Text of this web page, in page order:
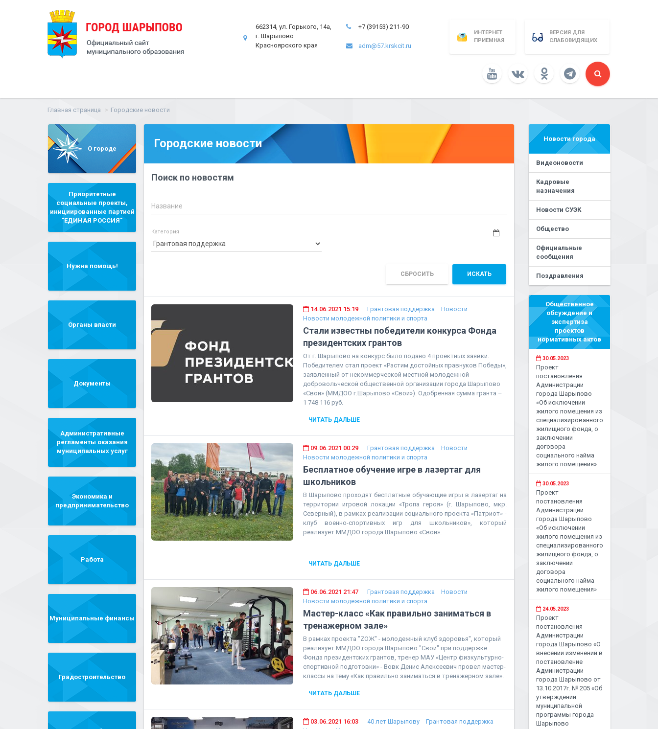
662314, ул. Горького, 14а,
г. Шарыпово
Красноярского края
+7 (39153) 211-90
adm@57.krskcit.ru
ИНТЕРНЕТ
ПРИЕМНАЯ
ВЕРСИЯ ДЛЯ
СЛАБОВИДЯЩИХ
Главная страница Городские новости
О городе
Приоритетные
социальные проекты,
инициированные партией
"ЕДИНАЯ РОССИЯ"
Нужна помощь!
Органы власти
Документы
Административные
регламенты оказания
муниципальных услуг
Экономика и
предпринимательство
Работа
Муниципальные финансы
Градостроительство
Городские новости
Поиск по новостям
Название
Категория
СБРОСИТЬ ИСКАТЬ
14.06.2021 15:19 Грантовая поддержка
Новости
Новости молодежной политики и спорта
Стали известны победители конкурса Фонда
президентских грантов
От г. Шарыпово на конкурс было подано 4 проектных заявки.
Победителем стал проект «Растим достойных правнуков Победы»,
заявленный от некоммерческой местной молодежной
добровольческой общественной организации города Шарыпово
«Свои» (ММДОО г.Шарыпово «Свои»). Одобренная сумма гранта –
1 748 116 руб.
ЧИТАТЬ ДАЛЬШЕ
09.06.2021 00:29 Грантовая поддержка
Новости
Новости молодежной политики и спорта
Бесплатное обучение игре в лазертаг для
школьников
В Шарыпово проходят бесплатные обучающие игры в лазертаг на
территории игровой локации «Тропа героя» (г. Шарыпово, мкр.
Северный), в рамках реализации социального проекта «Патриот» -
клуб военно-спортивных игр для школьников», который
реализует ММДОО города Шарыпово «Свои».
ЧИТАТЬ ДАЛЬШЕ
06.06.2021 21:47 Грантовая поддержка
Новости
Новости молодежной политики и спорта
Мастер-класс «Как правильно заниматься в
тренажерном зале»
В рамках проекта "ZОЖ" - молодежный клуб здоровья", который
реализует ММДОО города Шарыпово "Свои" при поддержке
Фонда президентских грантов, тренер МАУ «Центр физкультурно-
спортивной подготовки» - Вовк Денис Алексеевич провел мастер-
классы на тему «Как правильно заниматься в тренажерном зале».
ЧИТАТЬ ДАЛЬШЕ
03.06.2021 16:03 40 лет Шарыпову
Грантовая поддержка
Новости города
Видеоновости
Кадровые
назначения
Новости СУЭК
Общество
Официальные
сообщения
Поздравления
Общественное
обсуждение и
экспертиза
проектов
нормативных актов
30.05.2023
Проект
постановления
Администрации
города Шарыпово
«Об исключении
жилого помещения из
специализированного
жилищного фонда, о
заключении
договора
социального найма
жилого помещения»
30.05.2023
Проект
постановления
Администрации
города Шарыпово
«Об исключении
жилого помещения из
специализированного
жилищного фонда, о
заключении
договора
социального найма
жилого помещения»
24.05.2023
Проект
постановления
Администрации
города Шарыпово «О
внесении изменений в
постановление
Администрации
города Шарыпово от
13.10.2017г. № 205 «Об
утверждении
муниципальной
программы города
Шарыпово